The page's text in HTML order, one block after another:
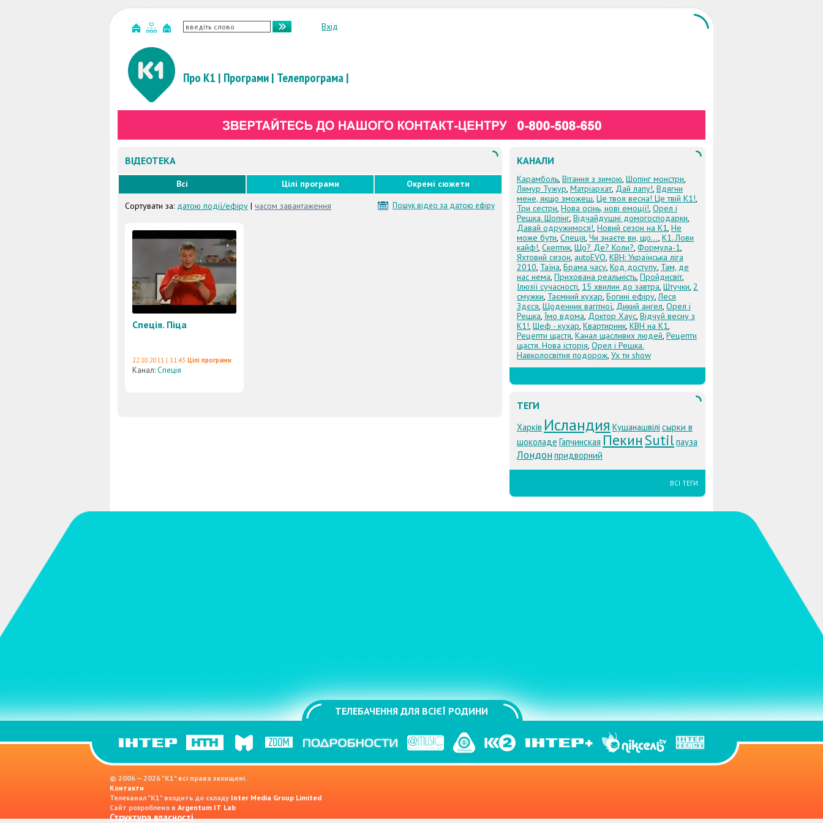
Вхід
Про К1 | Програми| Телепрограма|
ВІДЕОТЕКА
Всі Цілі програми Окремі сюжети
Пошук відео за датою ефіру
Сортувати за: датою події/ефіру | часом завантаження
Спеція. Піца
22.10.2011 | 11:43 Цілі програми
Канал:Спеція
КАНАЛИ
Карамболь, Вітання з зимою, Шопінг монстри,
Лямур Тужур, Матріархат, Дай лапу!, Вдягни
мене, якщо зможеш, Це твоя весна! Це твій К1!,
Три сестри, Нова осінь, нові емоції!, Орел і
Решка. Шопінг, Відчайдушні домогосподарки,
Давай одружимося!, Новий сезон на К1, Не
може бути, Спеція, Чи знаєте ви, що..., К1. Лови
кайф!, Скептик, Що? Де? Коли?, Формула-1,
Яхтовий сезон, autoEVO, КВН: Українська ліга
2010, Таїна, Брама часу, Код доступу, Там, де
нас нема, Прихована реальність, Пройдисвіт,
Ілюзії сучасності, 15 хвилин до завтра, Штучки, 2
смужки, Таємний кухар, Богині ефіру,Леся
Здєся, Щоденник вагітної, Дикий ангел, Орел і
Решка, Їмо вдома, Доктор Хаус, Відчуй весну з
К1!, Шеф - кухар, Квартирник, КВН на К1,
Рецепти щастя, Канал щасливих людей, Рецепти
щастя. Нова історія, Орел і Решка.
Навколосвітня подорож, Ух ти show
ТЕГИ
Харків Исландия Кушанашвілі сырки в
шоколаде Гапчинская ПекинSutilпауза
Лондонпридворний
ВСІ ТЕГИ
ТЕЛЕБАЧЕННЯ ДЛЯ ВСІЄЇ РОДИНИ
© 2006 — 2026 "K1" всі права захищені.
Контакти
Телеканал "К1" входить до складу Inter Media Group Limited
Сайт розроблено в Argentum IT Lab
Структура власності